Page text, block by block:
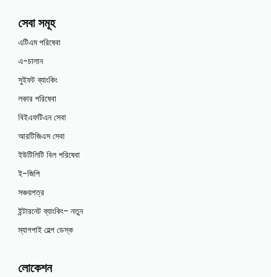
সেবা সমূহ
এটিএম পরিষেবা
এ-চালান
সুইফট ব্যাংকিং
লকার পরিষেবা
বিইএফটিএন সেবা
আরটিজিএস সেবা
ইউটিলিটি বিল পরিষেবা
ই-জিপি
সঞ্চয়পত্র
ইন্টারনেট ব্যাংকিং- নতুন
ম্যাগপাই হেল্প ডেস্ক
লোকেশন